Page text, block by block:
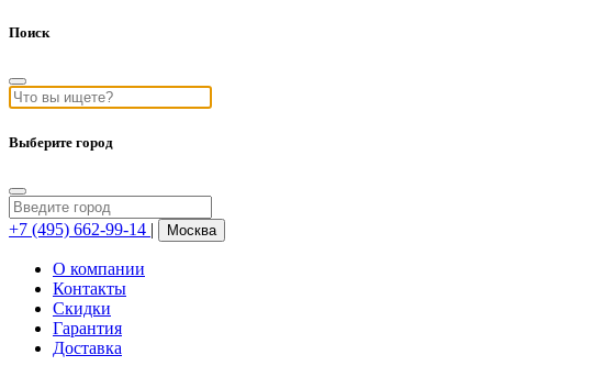
Поиск
Выберите город
+7 (495) 662-99-14 | Москва
О компании
Контакты
Скидки
Гарантия
Доставка